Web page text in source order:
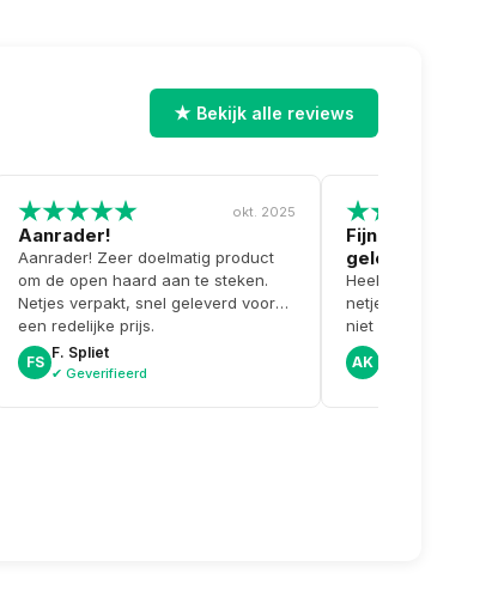
★ Bekijk alle reviews
okt. 2025
Aanrader!
Aanrader! Zeer doelmatig product
om de open haard aan te steken.
Netjes verpakt, snel geleverd voor
een redelijke prijs.
FS
F. Spliet
✔ Geverifieerd
Fijne
geleverd
Heel fijne
netjes en snel
niet op voorraad
pro-actief contact
alternatief.
AK